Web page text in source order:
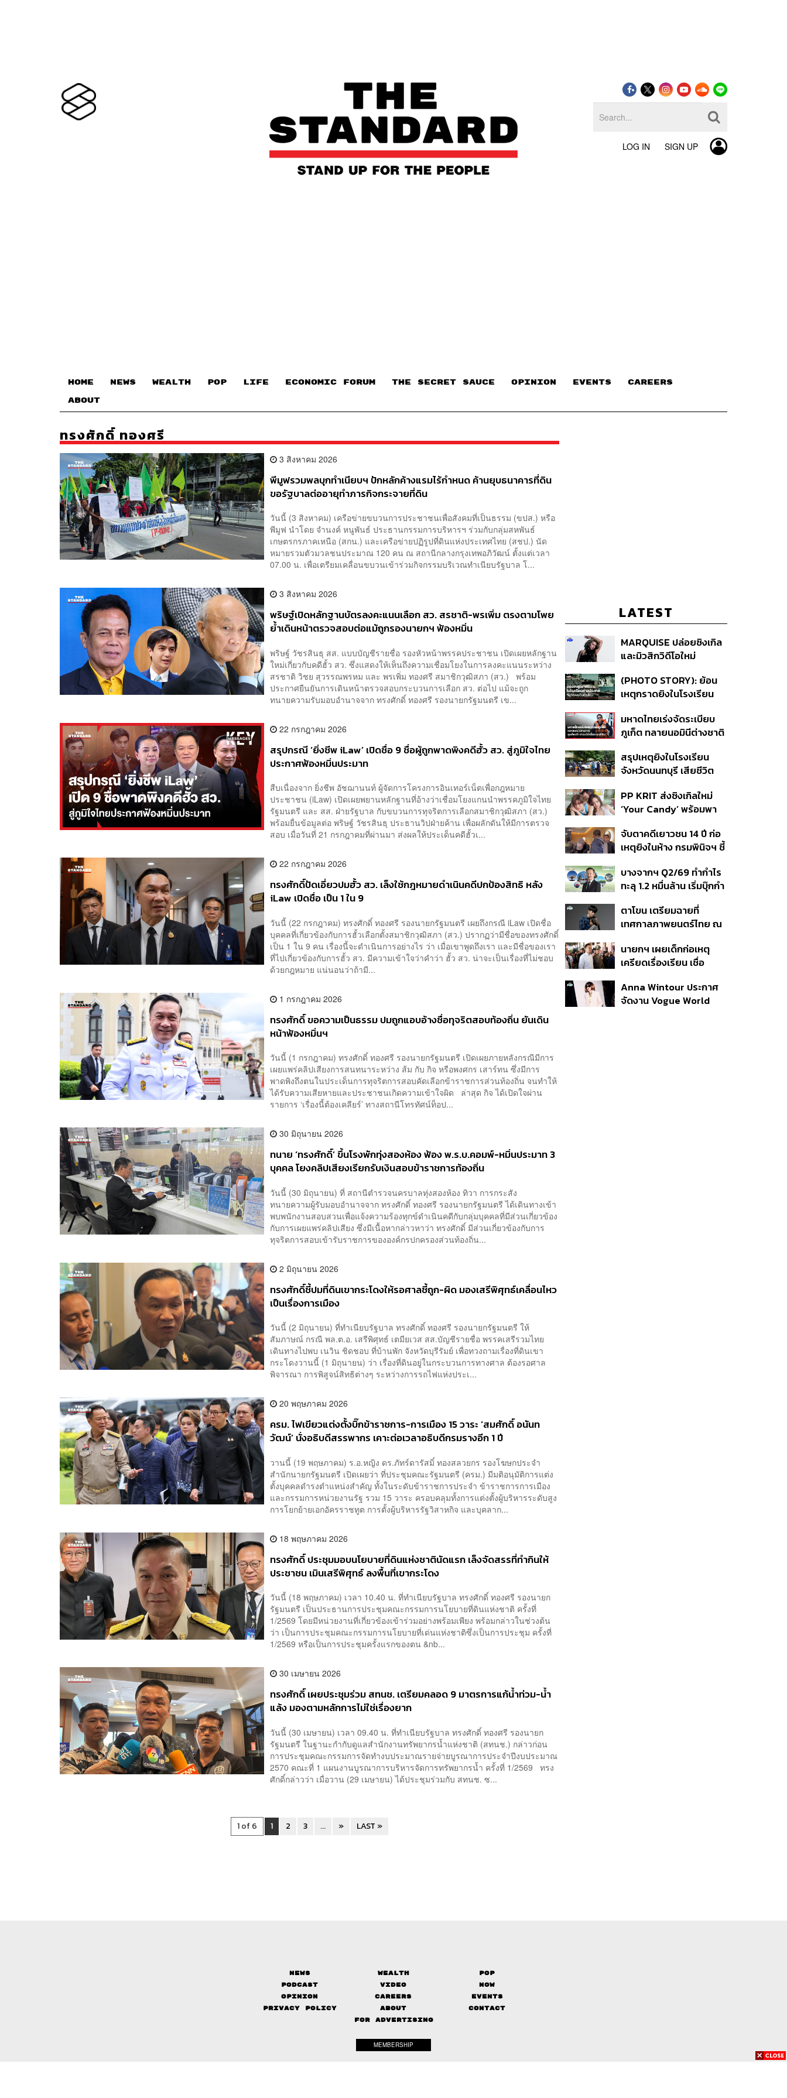
LOG IN SIGN UP
HOME NEWS WEALTH POP LIFE ECONOMIC FORUM THE SECRET SAUCE​ OPINION EVENTS CAREERS
ABOUT
ทรงศักดิ์ ทองศรี
3 สิงหาคม 2026
พีมูฟรวมพลบุกทำเนียบฯ ปักหลักค้างแรมไร้กำหนด ค้านยุบธนาคารที่ดิน
ขอรัฐบาลต่ออายุทำภารกิจกระจายที่ดิน
วันนี้ (3 สิงหาคม) เครือข่ายขบวนการประชาชนเพื่อสังคมที่เป็นธรรม (ขปส.) หรือ
พีมูฟ นำโดย จำนงค์ หนูพันธ์ ประธานกรรมการบริหารฯ ร่วมกับกลุ่มสหพันธ์
เกษตรกรภาคเหนือ (สกน.) และเครือข่ายปฏิรูปที่ดินแห่งประเทศไทย (สชป.) นัด
หมายรวมตัวมวลชนประมาณ 120 คน ณ สถานีกลางกรุงเทพอภิวัฒน์ ตั้งแต่เวลา
07.00 น. เพื่อเตรียมเคลื่อนขบวนเข้าร่วมกิจกรรมบริเวณทำเนียบรัฐบาล โ...
3 สิงหาคม 2026
พริษฐ์เปิดหลักฐานบัตรลงคะแนนเลือก สว. สรชาติ-พรเพิ่ม ตรงตามโพย
ย้ำเดินหน้าตรวจสอบต่อแม้ถูกรองนายกฯ ฟ้องหมิ่น
พริษฐ์ วัชรสินธุ สส. แบบบัญชีรายชื่อ รองหัวหน้าพรรคประชาชน เปิดเผยหลักฐาน
ใหม่เกี่ยวกับคดีฮั้ว สว. ซึ่งแสดงให้เห็นถึงความเชื่อมโยงในการลงคะแนนระหว่าง
สรชาติ วิชย สุวรรณพรหม และ พรเพิ่ม ทองศรี สมาชิกวุฒิสภา (สว.) พร้อม
ประกาศยืนยันการเดินหน้าตรวจสอบกระบวนการเลือก สว. ต่อไป แม้จะถูก
ทนายความรับมอบอำนาจจาก ทรงศักดิ์ ทองศรี รองนายกรัฐมนตรี เข...
22 กรกฎาคม 2026
สรุปกรณี ‘ยิ่งชีพ iLaw’ เปิดชื่อ 9 ชื่อผู้ถูกพาดพิงคดีฮั้ว สว. สู่ภูมิใจไทย
ประกาศฟ้องหมิ่นประมาท
สืบเนื่องจาก ยิ่งชีพ อัชฌานนท์ ผู้จัดการโครงการอินเทอร์เน็ตเพื่อกฎหมาย
ประชาชน (iLaw) เปิดเผยพยานหลักฐานที่อ้างว่าเชื่อมโยงแกนนำพรรคภูมิใจไทย
รัฐมนตรี และ สส. ฝ่ายรัฐบาล กับขบวนการทุจริตการเลือกสมาชิกวุฒิสภา (สว.)
พร้อมยื่นข้อมูลต่อ พริษฐ์ วัชรสินธุ ประธานวิปฝ่ายค้าน เพื่อผลักดันให้มีการตรวจ
สอบ เมื่อวันที่ 21 กรกฎาคมที่ผ่านมา ส่งผลให้ประเด็นคดีฮั้วเ...
22 กรกฎาคม 2026
ทรงศักดิ์ปัดเอี่ยวปมฮั้ว สว. เล็งใช้กฎหมายดำเนินคดีปกป้องสิทธิ หลัง
iLaw เปิดชื่อ เป็น 1 ใน 9
วันนี้ (22 กรกฎาคม) ทรงศักดิ์ ทองศรี รองนายกรัฐมนตรี เผยถึงกรณี iLaw เปิดชื่อ
บุคคลที่เกี่ยวข้องกับการฮั้วเลือกตั้งสมาชิกวุฒิสภา (สว.) ปรากฏว่ามีชื่อของทรงศักดิ์
เป็น 1 ใน 9 คน เรื่องนี้จะดำเนินการอย่างไร ว่า เมื่อเขาพูดถึงเรา และมีชื่อของเรา
ที่ไปเกี่ยวข้องกับการฮั้ว สว. มีความเข้าใจว่าคำว่า ฮั้ว สว. น่าจะเป็นเรื่องที่ไม่ชอบ
ด้วยกฎหมาย แน่นอนว่าถ้ามี...
1 กรกฎาคม 2026
ทรงศักดิ์ ขอความเป็นธรรม ปมถูกแอบอ้างชื่อทุจริตสอบท้องถิ่น ยันเดิน
หน้าฟ้องหมิ่นฯ
วันนี้ (1 กรกฎาคม) ทรงศักดิ์ ทองศรี รองนายกรัฐมนตรี เปิดเผยภายหลังกรณีมีการ
เผยแพร่คลิปเสียงการสนทนาระหว่าง ส้ม กับ กิจ หรือพงศกร เสาร์ทน ซึ่งมีการ
พาดพิงถึงตนในประเด็นการทุจริตการสอบคัดเลือกข้าราชการส่วนท้องถิ่น จนทำให้
ได้รับความเสียหายและประชาชนเกิดความเข้าใจผิด ล่าสุด กิจ ได้เปิดใจผ่าน
รายการ ‘เรื่องนี้ต้องเคลียร์’ ทางสถานีโทรทัศน์ท็อป...
30 มิถุนายน 2026
ทนาย ‘ทรงศักดิ์’ ขึ้นโรงพักทุ่งสองห้อง ฟ้อง พ.ร.บ.คอมพ์-หมิ่นประมาท 3
บุคคล โยงคลิปเสียงเรียกรับเงินสอบข้าราชการท้องถิ่น
วันนี้ (30 มิถุนายน) ที่ สถานีตำรวจนครบาลทุ่งสองห้อง ทิวา การกระสัง
ทนายความผู้รับมอบอำนาจจาก ทรงศักดิ์ ทองศรี รองนายกรัฐมนตรี ได้เดินทางเข้า
พบพนักงานสอบสวนเพื่อแจ้งความร้องทุกข์ดำเนินคดีกับกลุ่มบุคคลที่มีส่วนเกี่ยวข้อง
กับการเผยแพร่คลิปเสียง ซึ่งมีเนื้อหากล่าวหาว่า ทรงศักดิ์ มีส่วนเกี่ยวข้องกับการ
ทุจริตการสอบเข้ารับราชการขององค์กรปกครองส่วนท้องถิ่น...
2 มิถุนายน 2026
ทรงศักดิ์ชี้ปมที่ดินเขากระโดงให้รอศาลชี้ถูก-ผิด มองเสรีพิศุทธ์เคลื่อนไหว
เป็นเรื่องการเมือง
วันนี้ (2 มิถุนายน) ที่ทำเนียบรัฐบาล ทรงศักดิ์ ทองศรี รองนายกรัฐมนตรี ให้
สัมภาษณ์ กรณี พล.ต.อ. เสรีพิศุทธ์ เตมียเวส สส.บัญชีรายชื่อ พรรคเสรีรวมไทย
เดินทางไปพบ เนวิน ชิดชอบ ที่บ้านพัก จังหวัดบุรีรัมย์ เพื่อทวงถามเรื่องที่ดินเขา
กระโดงวานนี้ (1 มิถุนายน) ว่า เรื่องที่ดินอยู่ในกระบวนการทางศาล ต้องรอศาล
พิจารณา การพิสูจน์สิทธิต่างๆ ระหว่างการรถไฟแห่งประเ...
20 พฤษภาคม 2026
ครม. ไฟเขียวแต่งตั้งบิ๊กข้าราชการ-การเมือง 15 วาระ ‘สมศักดิ์ อนันท
วัฒน์’ นั่งอธิบดีสรรพากร เคาะต่อเวลาอธิบดีกรมรางอีก 1 ปี
วานนี้ (19 พฤษภาคม) ร.อ.หญิง ดร.ภัทร์ดารัสมิ์ ทองสลวยกร รองโฆษกประจำ
สำนักนายกรัฐมนตรี เปิดเผยว่า ที่ประชุมคณะรัฐมนตรี (ครม.) มีมติอนุมัติการแต่ง
ตั้งบุคคลดำรงตำแหน่งสำคัญ ทั้งในระดับข้าราชการประจำ ข้าราชการการเมือง
และกรรมการหน่วยงานรัฐ รวม 15 วาระ ครอบคลุมทั้งการแต่งตั้งผู้บริหารระดับสูง
การโยกย้ายเอกอัครราชทูต การตั้งผู้บริหารรัฐวิสาหกิจ และบุคลาก...
18 พฤษภาคม 2026
ทรงศักดิ์ ประชุมมอบนโยบายที่ดินแห่งชาตินัดแรก​ เล็งจัดสรรที่ทำกินให้
ประชาชน เมินเสรีพิศุทธ์ ลงพื้นที่เขากระโดง
วันนี้ (18 พฤษภาคม) เวลา 10.40 น. ที่ทำเนียบรัฐบาล ทรงศักดิ์​ ทอง​ศรี​ รองนายก
รัฐมนตรี​ เป็นประธานการประชุมคณะกรรมการนโยบายที่ดินแห่งชาติ ครั้งที่
1/2569 โดยมีหน่วยงาน​ที่​เกี่ยวข้อง​เข้าร่วมอย่างพร้อม​เพียง​ พร้อมกล่าวในช่วงต้น​
ว่า​ เป็นการประชุมคณะกรรมการนโยบายที่เด่นแห่งชาติซึ่งเป็นการประชุม ครั้งที่
1/2569 หรือเป็นการประชุมครั้งแรกของตน &nb...
30 เมษายน 2026
ทรงศักดิ์ เผยประชุมร่วม สทนช. เตรียมคลอด 9 มาตรการแก้น้ำท่วม-น้ำ
แล้ง มองตามหลักการไม่ใช่เรื่องยาก
วันนี้ (30 เมษายน) เวลา 09.40 น. ที่ทำเนียบรัฐบาล ทรงศักดิ์ ทองศรี รองนายก
รัฐมนตรี ในฐานะกำกับดูแลสำนักงานทรัพยากรน้ำแห่งชาติ (สทนช.) กล่าวก่อน
การประชุมคณะกรรมการจัดทำงบประมาณรายจ่ายบูรณาการประจำปีงบประมาณ
2570 คณะที่ 1 แผนงานบูรณาการบริหารจัดการทรัพยากรน้ำ ครั้งที่ 1/2569 ทรง
ศักดิ์กล่าวว่า เมื่อวาน (29 เมษายน) ได้ประชุมร่วมกับ สทนช. ซ...
1 of 6 1 2 3 ... » LAST »
LATEST
MARQUISE ปล่อยซิงเกิล
และมิวสิกวิดีโอใหม่
สัมพันธ์สุด Toxic
(PHOTO STORY): ย้อน
เหตุกราดยิงในโรงเรียน
นักเรียน
มหาดไทยเร่งจัดระเบียบ
ภูเก็ต ทลายนอมินีต่างชาติ
ที่ดิน เคลียร์ใบอนุญาต
โรงแรมค้าง 7 ปี
สรุปเหตุยิงในโรงเรียน
จังหวัดนนทบุรี เสียชีวิต
ปมค้นประวัติคดีกราดยิงที่
สหรัฐฯ
PP KRIT ส่งซิงเกิลใหม่
‘Your Candy’ พร้อมพา
สิกวิดีโอ
จับตาคดีเยาวชน 14 ปี ก่อ
เหตุยิงในห้าง กรมพินิจฯ ชี้
เนื่อง ประเมินปล่อยตัว
บางจากฯ Q2/69 ทำกำไร
ทะลุ 1.2 หมื่นล้าน เริ่มบุ๊กกำ
แรก หนุนรายได้ครึ่งปีทะลุ
3.2 แสนล้าน
ตาโขน เตรียมฉายที่
เทศกาลภาพยนตร์ไทย ณ
นายกฯ เผยเด็กก่อเหตุ
เครียดเรื่องเรียน เชื่อ
กระสุนอีกกว่า 30 นัด หาก
ไม่จบชีวิตตัวเองอาจสูญ
Anna Wintour ประกาศ
จัดงาน Vogue World
News Wealth
Pop
Podcast
Video
Now
Opinion
Careers
Events
Privacy Policy
About
Contact
FOR ADVERTISING
MEMBERSHIP